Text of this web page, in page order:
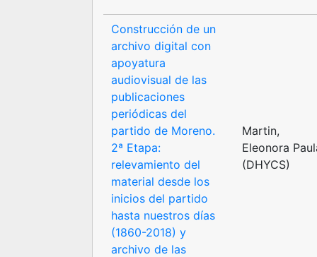
Construcción de un
archivo digital con
apoyatura
audiovisual de las
publicaciones
periódicas del
partido de Moreno.
2ª Etapa:
relevamiento del
material desde los
inicios del partido
hasta nuestros días
(1860-2018) y
archivo de las
Martin,
Eleonora
(DHYCS)